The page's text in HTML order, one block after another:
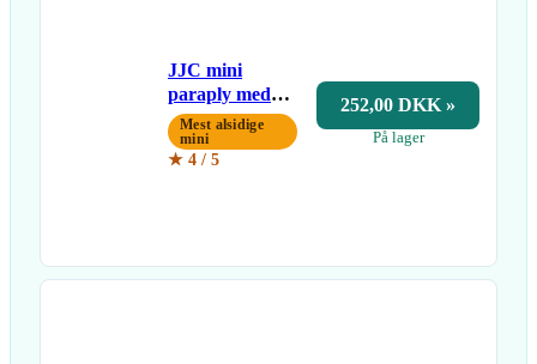
JJC mini
paraply med
telefonholder
Mest alsidige
mini
★ 4 / 5
252,00 DKK »
På lager